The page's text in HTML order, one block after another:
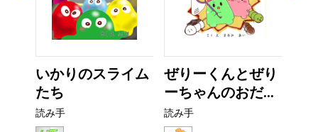
いかりのスライム
たち
読み手
ぜりーくんとぜり
ーちゃんのおだ...
読み手